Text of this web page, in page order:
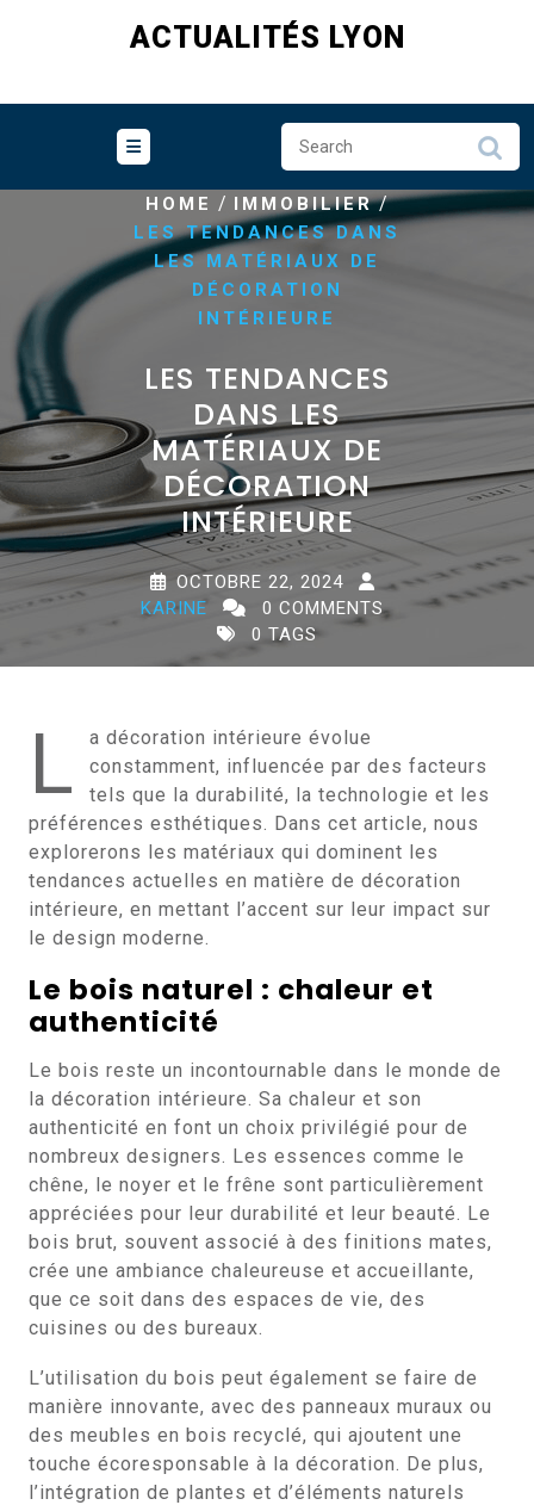
ACTUALITÉS LYON
HOME / IMMOBILIER/
LES TENDANCES DANS
LES MATÉRIAUX DE
DÉCORATION
INTÉRIEURE
LES TENDANCES
DANS LES
MATÉRIAUX DE
DÉCORATION
INTÉRIEURE
OCTOBRE 22, 2024
KARINE
0 COMMENTS
0 TAGS
L
a décoration intérieure évolue
constamment, influencée par des facteurs
tels que la durabilité, la technologie et les
préférences esthétiques. Dans cet article, nous
explorerons les matériaux qui dominent les
tendances actuelles en matière de décoration
intérieure, en mettant l’accent sur leur impact sur
le design moderne.
Le bois naturel : chaleur et
authenticité
Le bois reste un incontournable dans le monde de
la décoration intérieure. Sa chaleur et son
authenticité en font un choix privilégié pour de
nombreux designers. Les essences comme le
chêne, le noyer et le frêne sont particulièrement
appréciées pour leur durabilité et leur beauté. Le
bois brut, souvent associé à des finitions mates,
crée une ambiance chaleureuse et accueillante,
que ce soit dans des espaces de vie, des
cuisines ou des bureaux.
L’utilisation du bois peut également se faire de
manière innovante, avec des panneaux muraux ou
des meubles en bois recyclé, qui ajoutent une
touche écoresponsable à la décoration. De plus,
l’intégration de plantes et d’éléments naturels